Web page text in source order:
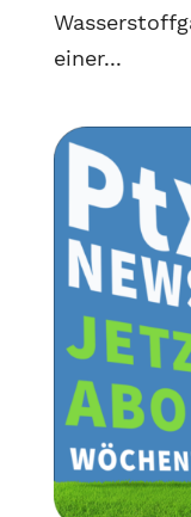
einer...